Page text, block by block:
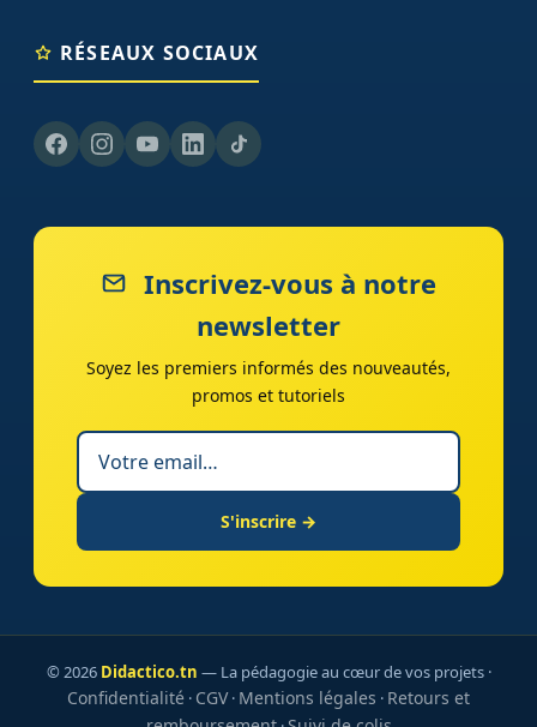
RÉSEAUX SOCIAUX
Inscrivez-vous à notre
newsletter
Soyez les premiers informés des nouveautés,
promos et tutoriels
S'inscrire →
© 2026 Didactico.tn — La pédagogie au cœur de vos projets ·
Confidentialité · CGV· Mentions légales · Retours et